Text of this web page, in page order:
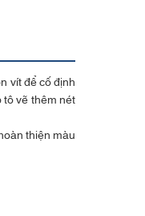
vít để cố định
vẽ thêm nét
thiện màu